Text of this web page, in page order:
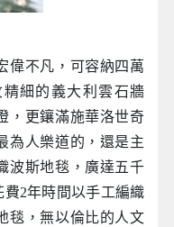
偉不凡，可容納四萬
細的義大利雲石牆
，更鑲滿施華洛世奇
為人樂道的，還是主
波斯地毯，廣達五千
2年時間以手工編織
毯，無以倫比的人文